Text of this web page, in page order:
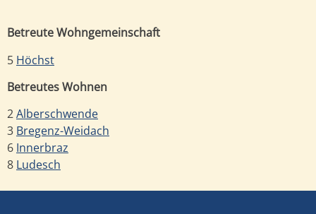
Betreute Wohngemeinschaft
5 Höchst
Betreutes Wohnen
2Alberschwende
3 Bregenz-Weidach
6 Innerbraz
8 Ludesch